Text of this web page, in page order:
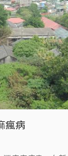
通車。新莊捷
的命運，又會何
瘋病